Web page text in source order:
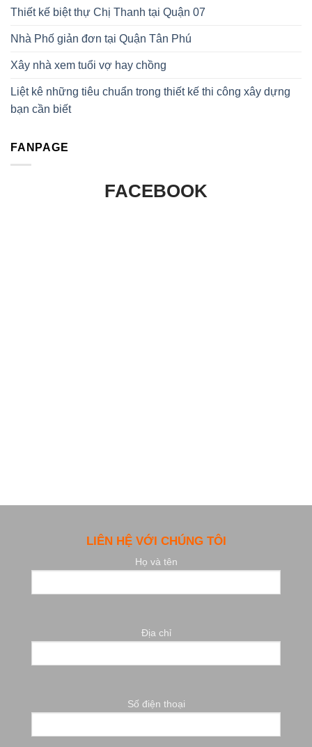
Thiết kế biệt thự Chị Thanh tại Quận 07
Nhà Phố giản đơn tại Quận Tân Phú
Xây nhà xem tuổi vợ hay chồng
Liệt kê những tiêu chuẩn trong thiết kế thi công xây dựng
bạn cần biết
FANPAGE
FACEBOOK
LIÊN HỆ VỚI CHÚNG TÔI
Họ và tên
Địa chỉ
Số điện thoại